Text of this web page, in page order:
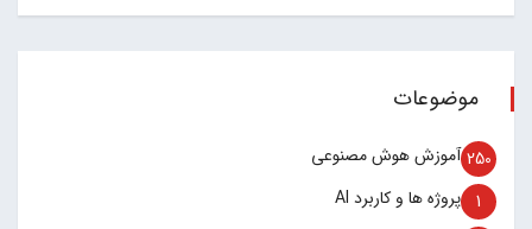
موضوعات
آموزش هوش مصنوعی 250
پروژه ها و کاربرد AI 1